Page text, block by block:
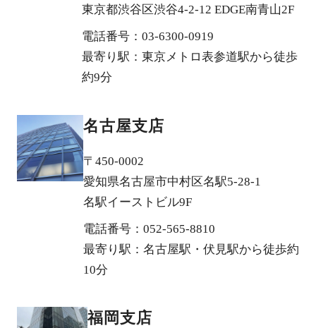
東京都渋谷区渋谷4-2-12 EDGE南青山2F
電話番号：03-6300-0919
最寄り駅：東京メトロ表参道駅から徒歩
約9分
名古屋支店
〒450-0002
愛知県名古屋市中村区名駅5-28-1
名駅イーストビル9F
電話番号：052-565-8810
最寄り駅：名古屋駅・伏見駅から徒歩約
10分
福岡支店